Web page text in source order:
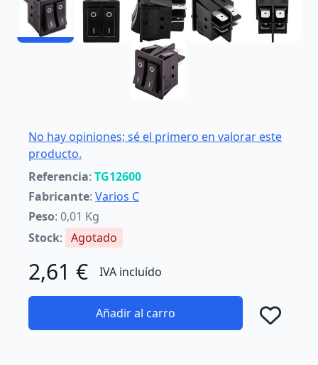
No hay opiniones; sé el primero en valorar este
producto.
Referencia: TG12600
Fabricante: Varios C
Peso: 0,01 Kg
Stock: Agotado
2,61 € IVA incluído
Añadir al carro